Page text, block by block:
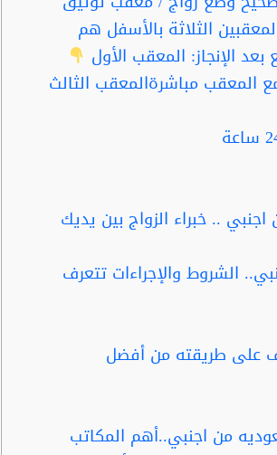
الثلاثة بالأسفل هم
الإنجاز: المعقب الأول
المعقب مباشرةالمعقب الثالث
.. خبراء الزواج بين يديك
الشروط والإجراءات تتعرف
على طريقته من أفضل
من اجنبي..أهم المكاتب